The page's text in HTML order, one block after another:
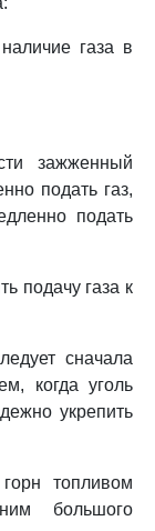
газа в
зажженный
подать газ,
подать
подачу газа к
сначала
когда уголь
укрепить
топливом
большого